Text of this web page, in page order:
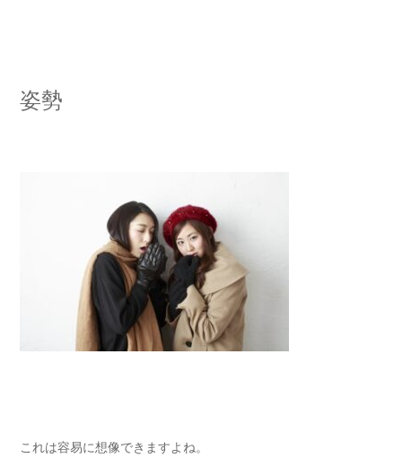
姿勢
これは容易に想像できますよね。